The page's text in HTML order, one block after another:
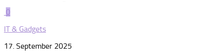
0
IT & Gadgets
17. September 2025